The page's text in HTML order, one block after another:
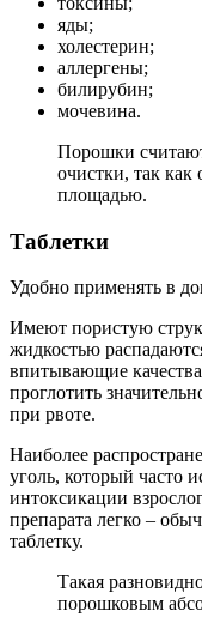
яды;
холестерин;
аллергены;
билирубин;
мочевина.
Порошки
очистки, так как
площадью.
Таблетки
Удобно применять в
Имеют пористую
жидкостью
впитывающие
проглотить
при рвоте.
Наиболее
уголь, который часто
интоксикации
препарата легко –
таблетку.
Такая
порошковым